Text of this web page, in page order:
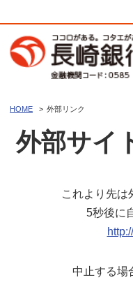
HOME 外部リンク
外部サイ
これより先は
5秒後に
中止する場